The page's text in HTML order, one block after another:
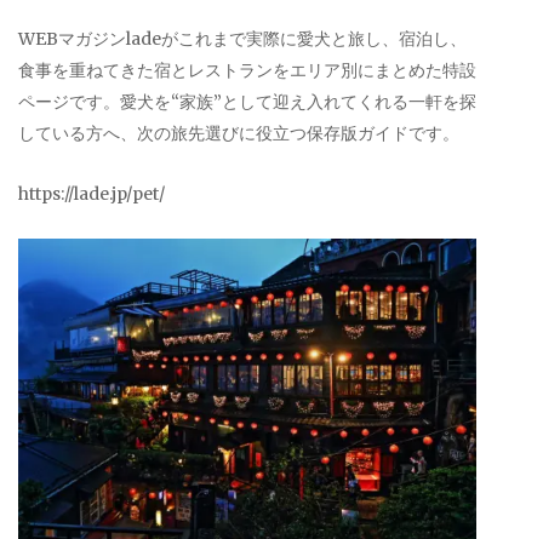
WEBマガジンladeがこれまで実際に愛犬と旅し、宿泊し、
食事を重ねてきた宿とレストランをエリア別にまとめた特設
ページです。愛犬を“家族”として迎え入れてくれる一軒を探
している方へ、次の旅先選びに役立つ保存版ガイドです。
https://lade.jp/pet/